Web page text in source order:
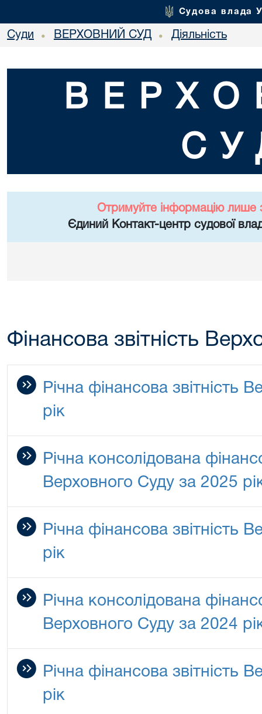
Судова влада
Суди • ВЕРХОВНИЙ СУД • Діяльність
Отримуйте інформацію лише
Єдиний Контакт-центр судової
Фінансова звітність
Річна фінансова звітність
рік
Річна консолідована
Верховного Суду за 2025
Річна фінансова звітність
рік
Річна консолідована
Верховного Суду за 2024
Річна фінансова звітність
рік